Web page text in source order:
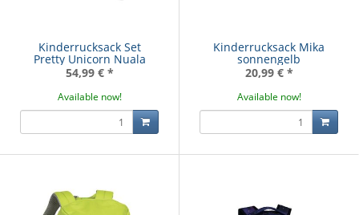
Kinderrucksack Set
Pretty Unicorn Nuala
54,99 € *
Available now!
Kinderrucksack Mika
sonnengelb
20,99 € *
Available now!